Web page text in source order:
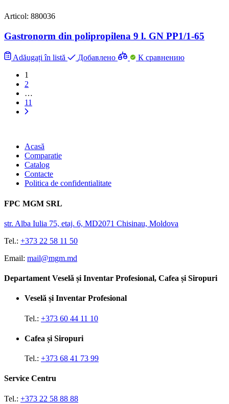
Articol: 880036
Gastronorm din polipropilena 9 l. GN PP1/1-65
Adăugați în listă Добавлено
К сравнению
1
2
…
11
Acasă
Comparatie
Catalog
Contacte
Politica de confidentialitate
FPC MGM SRL
str. Alba Iulia 75, etaj. 6, MD2071 Chisinau, Moldova
Tel.: +373 22 58 11 50
Email: mail@mgm.md
Departament Veselă și Inventar Profesional, Cafea și Siropuri
Veselă și Inventar Profesional
Tel.: +373 60 44 11 10
Cafea și Siropuri
Tel.: +373 68 41 73 99
Service Centru
Tel.: +373 22 58 88 88